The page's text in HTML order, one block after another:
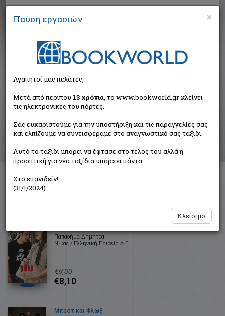
Αναζήτηση
Αποτελέσματα αναζήτησης
Συγγραφέας: Παπαδήμα Δήμητρα (22 βιβλία)
Ταξινόμηση ανά:
Παπαδήμα Δήμητρα
Νίκας / Ελληνική Παιδεία Α.Ε.
€9,00
€8,10
Μποστ και Φλωξ
×
Παύση εργασιών
Αγαπητοί μας πελάτες,
Μετά από περίπου 13 χρόνια, το www.bookworld.gr κλείνει
τις ηλεκτρονικές του πόρτες.
Σας ευχαριστούμε για την υποστήριξη και τις παραγγελίες σας
και ελπίζουμε να συνεισφέραμε στο αναγνωστικό σας ταξίδι.
Αυτό το ταξίδι μπορεί να έφτασε στο τέλος του αλλά η
προοπτική για νέα ταξίδια υπάρχει πάντα.
Στο επανιδείν!
(31/1/2024)
Κλείσιμο